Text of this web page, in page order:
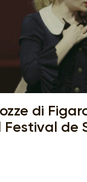
di
Festival de